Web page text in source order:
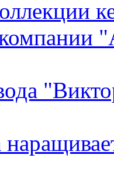
компании